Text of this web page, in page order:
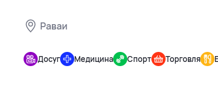
Раваи
Cielo
Досуг Медицина Спорт Торговля